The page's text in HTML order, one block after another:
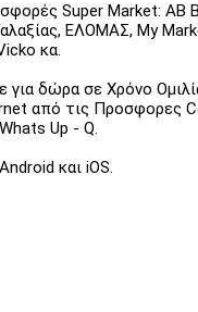
Super Market: ΑΒ
ΕΛΟΜΑΣ, My
κα.
για δώρα σε Χρόνο
από τις Προσφορες
Up - Q.
και iOS.